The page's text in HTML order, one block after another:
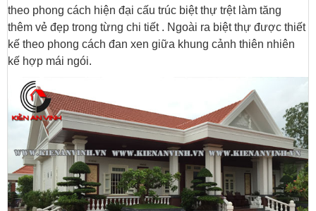
theo phong cách hiện đại cấu trúc biệt thự trệt làm tăng
thêm vẻ đẹp trong từng chi tiết . Ngoài ra biệt thự được thiết
kế theo phong cách đan xen giữa khung cảnh thiên nhiên
kế hợp mái ngói.